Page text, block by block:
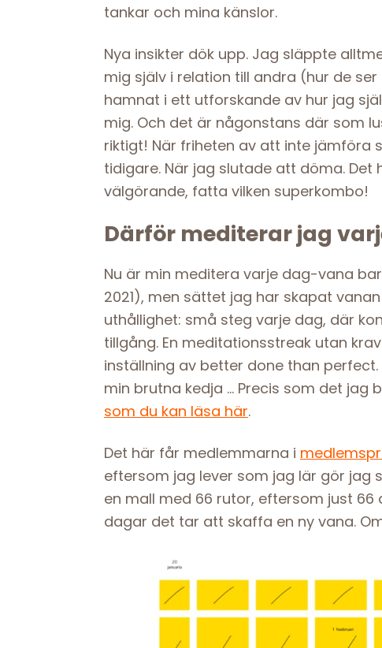
tankar och mina känslor.
Nya insikter dök upp. Jag släppte
mig själv i relation till andra (hur de
hamnat i ett utforskande av hur jag
mig. Och det är någonstans där som
riktigt! När friheten av att inte jämföra
tidigare. När jag slutade att döma.
välgörande, fatta vilken superkombo!
Därför mediterar jag
Nu är min meditera varje dag-vana
2021), men sättet jag har skapat
uthållighet: små steg varje dag, där
tillgång. En meditationsstreak utan
inställning av better done than
min brutna kedja … Precis som det jag
som du kan läsa här.
Det här får medlemmarna i
eftersom jag lever som jag lär gör jag
en mall med 66 rutor, eftersom just
dagar det tar att skaffa en ny vana.